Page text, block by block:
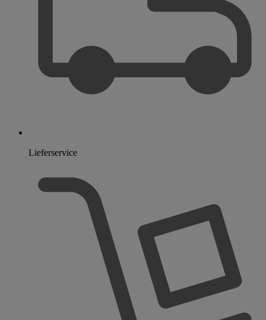
Lieferservice